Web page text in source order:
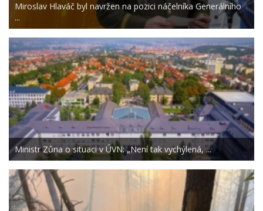
Miroslav Hlaváč byl navržen na pozici náčelníka Generálního
...
Ministr Zůna o situaci v ÚVN: „Není tak vychýlená, ...